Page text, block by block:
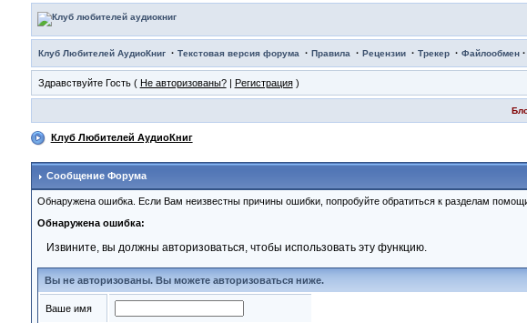
Клуб Любителей АудиоКниг· Текстовая версия форума · Правила · Рецензии· Трекер· Файлообмен·
Здравствуйте Гость ( Не авторизованы?| Регистрация)
Клуб Любителей АудиоКниг
Сообщение Форума
Обнаружена ошибка. Если Вам неизвестны причины ошибки, попробуйте обратиться к разделам
Обнаружена ошибка:
Извините, вы должны авторизоваться, чтобы использовать эту функцию.
Вы не авторизованы. Вы можете авторизоваться ниже.
Ваше имя